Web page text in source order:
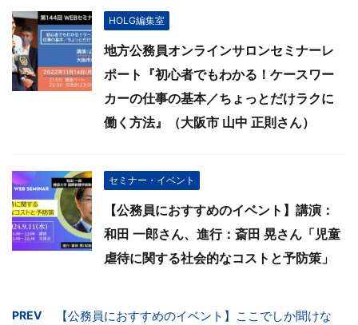
HOLG編集室
地方公務員オンラインサロンセミナーレ
ポート『初心者でもわかる！ケースワー
カーの仕事の基本／ちょっとだけラクに
働く方法』（大阪市 山中 正則さん）
セミナー・イベント
【公務員におすすめのイベント】講演：
和田 一郎さん、進行：斎田 晃さん「児童
虐待に関する社会的なコストと予防策」
PREV
【公務員におすすめのイベント】ここでしか聞けな